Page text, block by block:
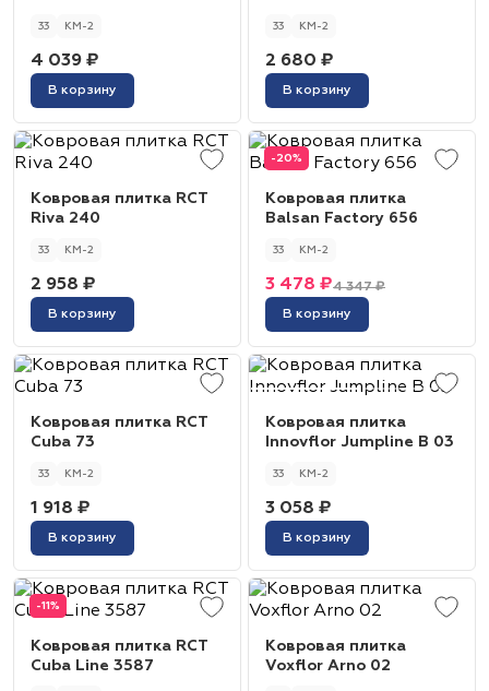
33 КМ-2
4 039 ₽
В корзину
33 КМ-2
2 680 ₽
В корзину
Ковровая плитка RCT
Riva 240
33 КМ-2
2 958 ₽
В корзину
-20%
Ковровая плитка
Balsan Factory 656
33 КМ-2
4 347 ₽
3 478 ₽
В корзину
Ковровая плитка RCT
Cuba 73
33 КМ-2
1 918 ₽
В корзину
Ковровая плитка
Innovflor Jumpline B 03
33 КМ-2
3 058 ₽
В корзину
-11%
Ковровая плитка RCT
Cuba Line 3587
Ковровая плитка
Voxflor Arno 02